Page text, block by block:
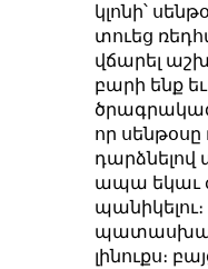
կլոնի՝
տուեց
վճարել
բարի ենք
որ սենթօսը
դարձնելով
ապա եկաւ
պատասխան
լինուքս։